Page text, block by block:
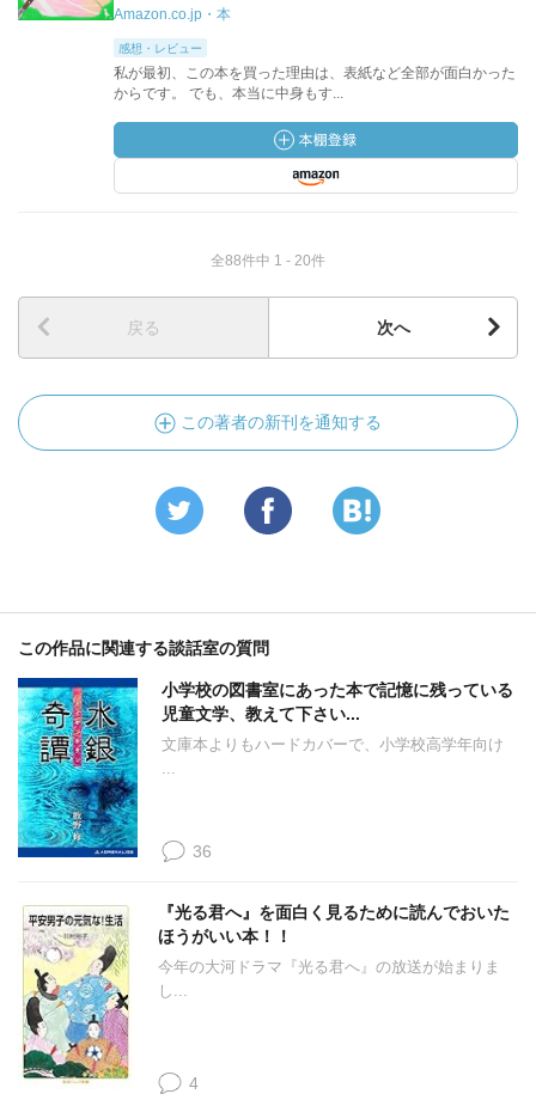
Amazon.co.jp・本
感想・レビュー
私が最初、この本を買った理由は、表紙など全部が面白かった
からです。 でも、本当に中身もす...
全88件中 1 - 20件
戻る 次へ
この著者の新刊を通知する
この作品に関連する談話室の質問
小学校の図書室にあった本で記憶に残っている
児童文学、教えて下さい...
文庫本よりもハードカバーで、小学校高学年向け
...
36
『光る君へ』を面白く見るために読んでおいた
ほうがいい本！！
今年の大河ドラマ『光る君へ』の放送が始まりま
し...
4